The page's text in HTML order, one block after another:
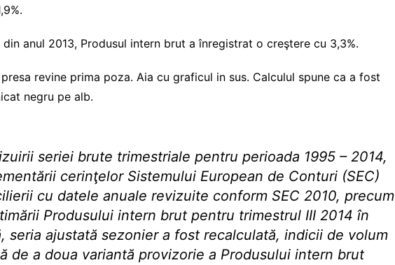
anul 2013, Produsul intern brut a înregistrat o creştere cu 3,3%.
revine prima poza. Aia cu graficul in sus. Calculul spune ca a fost
negru pe alb.
seriei brute trimestriale pentru perioada 1995 – 2014,
cerinţelor Sistemului European de Conturi (SEC)
cu datele anuale revizuite conform SEC 2010, precum
Produsului intern brut pentru trimestrul III 2014 în
seria ajustată sezonier a fost recalculată, indicii de volum
de a doua variantă provizorie a Produsului intern brut